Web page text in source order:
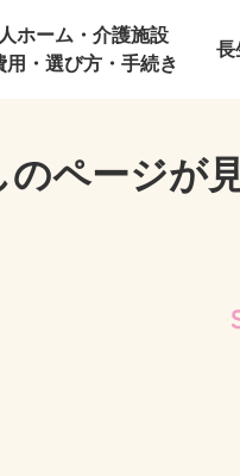
ホーム・介護施設
用・選び方・手続き
長
のページが